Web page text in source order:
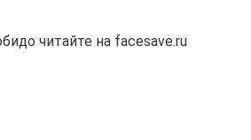
читайте на facesave.ru